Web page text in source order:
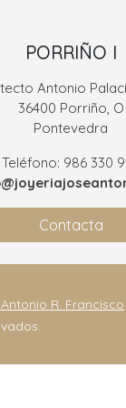
PORRIÑO I
Antonio
36400 Porriño, O
Pontevedra
Teléfono: 986 330
Contacta
R. Francisco